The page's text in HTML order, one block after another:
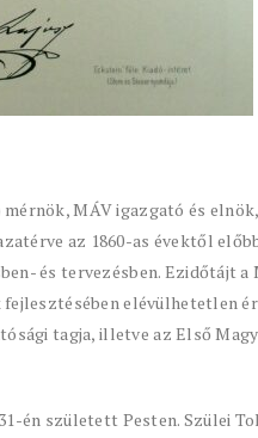
mérnök, MÁV igazgató és
az 1860-as évektől
és tervezésben. Ezidőtájt
elévülhetetlen
tagja, illetve az Első
én született Pesten. Szülei